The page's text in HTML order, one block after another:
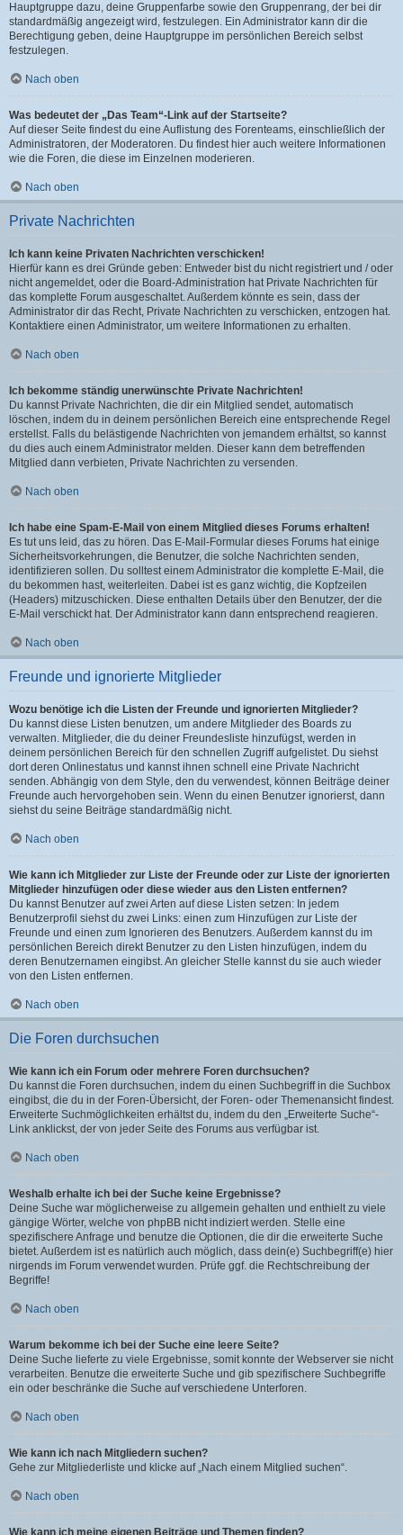
Hauptgruppe dazu, deine Gruppenfarbe sowie den Gruppenrang, der bei dir
standardmäßig angezeigt wird, festzulegen. Ein Administrator kann dir die
Berechtigung geben, deine Hauptgruppe im persönlichen Bereich selbst
festzulegen.
Nach oben
Was bedeutet der „Das Team“-Link auf der Startseite?
Auf dieser Seite findest du eine Auflistung des Forenteams, einschließlich der
Administratoren, der Moderatoren. Du findest hier auch weitere Informationen
wie die Foren, die diese im Einzelnen moderieren.
Nach oben
Private Nachrichten
Ich kann keine Privaten Nachrichten verschicken!
Hierfür kann es drei Gründe geben: Entweder bist du nicht registriert und / oder
nicht angemeldet, oder die Board-Administration hat Private Nachrichten für
das komplette Forum ausgeschaltet. Außerdem könnte es sein, dass der
Administrator dir das Recht, Private Nachrichten zu verschicken, entzogen hat.
Kontaktiere einen Administrator, um weitere Informationen zu erhalten.
Nach oben
Ich bekomme ständig unerwünschte Private Nachrichten!
Du kannst Private Nachrichten, die dir ein Mitglied sendet, automatisch
löschen, indem du in deinem persönlichen Bereich eine entsprechende Regel
erstellst. Falls du belästigende Nachrichten von jemandem erhältst, so kannst
du dies auch einem Administrator melden. Dieser kann dem betreffenden
Mitglied dann verbieten, Private Nachrichten zu versenden.
Nach oben
Ich habe eine Spam-E-Mail von einem Mitglied dieses Forums erhalten!
Es tut uns leid, das zu hören. Das E-Mail-Formular dieses Forums hat einige
Sicherheitsvorkehrungen, die Benutzer, die solche Nachrichten senden,
identifizieren sollen. Du solltest einem Administrator die komplette E-Mail, die
du bekommen hast, weiterleiten. Dabei ist es ganz wichtig, die Kopfzeilen
(Headers) mitzuschicken. Diese enthalten Details über den Benutzer, der die
E-Mail verschickt hat. Der Administrator kann dann entsprechend reagieren.
Nach oben
Freunde und ignorierte Mitglieder
Wozu benötige ich die Listen der Freunde und ignorierten Mitglieder?
Du kannst diese Listen benutzen, um andere Mitglieder des Boards zu
verwalten. Mitglieder, die du deiner Freundesliste hinzufügst, werden in
deinem persönlichen Bereich für den schnellen Zugriff aufgelistet. Du siehst
dort deren Onlinestatus und kannst ihnen schnell eine Private Nachricht
senden. Abhängig von dem Style, den du verwendest, können Beiträge deiner
Freunde auch hervorgehoben sein. Wenn du einen Benutzer ignorierst, dann
siehst du seine Beiträge standardmäßig nicht.
Nach oben
Wie kann ich Mitglieder zur Liste der Freunde oder zur Liste der ignorierten
Mitglieder hinzufügen oder diese wieder aus den Listen entfernen?
Du kannst Benutzer auf zwei Arten auf diese Listen setzen: In jedem
Benutzerprofil siehst du zwei Links: einen zum Hinzufügen zur Liste der
Freunde und einen zum Ignorieren des Benutzers. Außerdem kannst du im
persönlichen Bereich direkt Benutzer zu den Listen hinzufügen, indem du
deren Benutzernamen eingibst. An gleicher Stelle kannst du sie auch wieder
von den Listen entfernen.
Nach oben
Die Foren durchsuchen
Wie kann ich ein Forum oder mehrere Foren durchsuchen?
Du kannst die Foren durchsuchen, indem du einen Suchbegriff in die Suchbox
eingibst, die du in der Foren-Übersicht, der Foren- oder Themenansicht findest.
Erweiterte Suchmöglichkeiten erhältst du, indem du den „Erweiterte Suche“-
Link anklickst, der von jeder Seite des Forums aus verfügbar ist.
Nach oben
Weshalb erhalte ich bei der Suche keine Ergebnisse?
Deine Suche war möglicherweise zu allgemein gehalten und enthielt zu viele
gängige Wörter, welche von phpBB nicht indiziert werden. Stelle eine
spezifischere Anfrage und benutze die Optionen, die dir die erweiterte Suche
bietet. Außerdem ist es natürlich auch möglich, dass dein(e) Suchbegriff(e) hier
nirgends im Forum verwendet wurden. Prüfe ggf. die Rechtschreibung der
Begriffe!
Nach oben
Warum bekomme ich bei der Suche eine leere Seite?
Deine Suche lieferte zu viele Ergebnisse, somit konnte der Webserver sie nicht
verarbeiten. Benutze die erweiterte Suche und gib spezifischere Suchbegriffe
ein oder beschränke die Suche auf verschiedene Unterforen.
Nach oben
Wie kann ich nach Mitgliedern suchen?
Gehe zur Mitgliederliste und klicke auf „Nach einem Mitglied suchen“.
Nach oben
Wie kann ich meine eigenen Beiträge und Themen finden?